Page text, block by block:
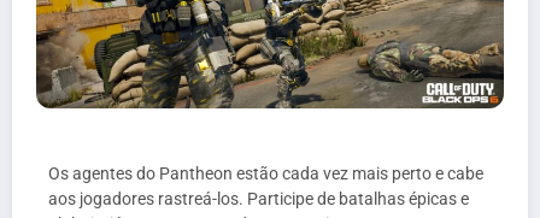
Os agentes do Pantheon estão cada vez mais perto e cabe
aos jogadores rastreá-los. Participe de batalhas épicas e